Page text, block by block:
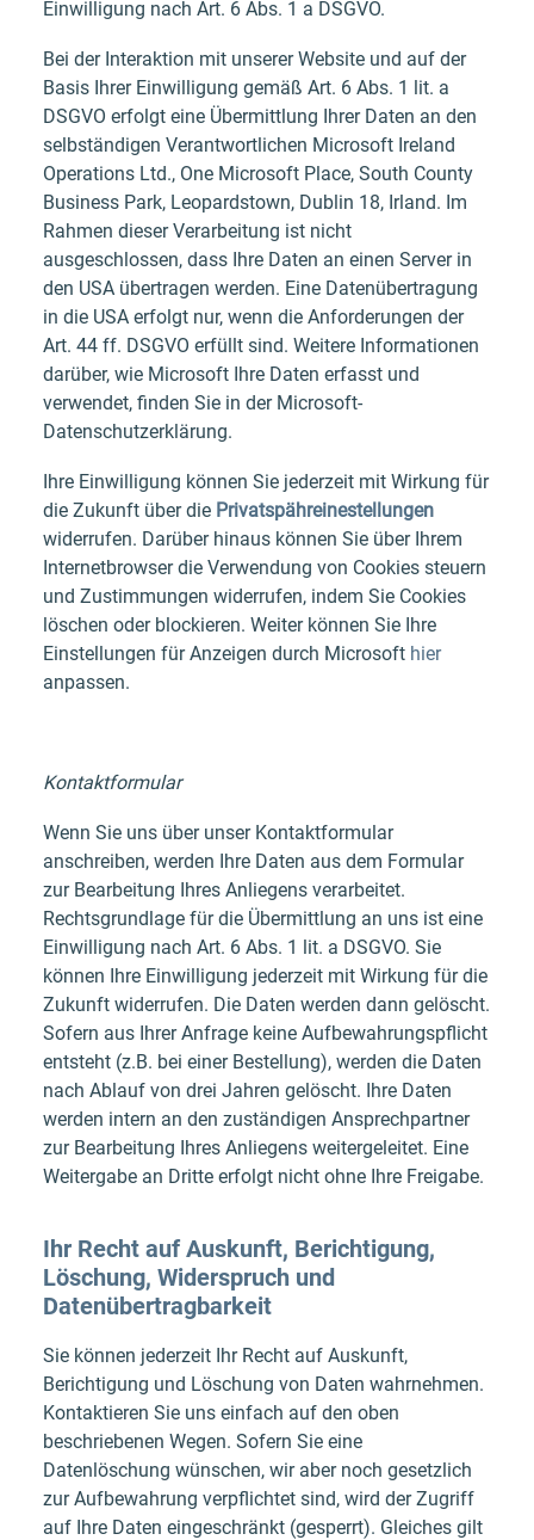
Einwilligung nach Art. 6 Abs. 1 a DSGVO.
Bei der Interaktion mit unserer Website und auf der
Basis Ihrer Einwilligung gemäß Art. 6 Abs. 1 lit. a
DSGVO erfolgt eine Übermittlung Ihrer Daten an den
selbständigen Verantwortlichen Microsoft Ireland
Operations Ltd., One Microsoft Place, South County
Business Park, Leopardstown, Dublin 18, Irland. Im
Rahmen dieser Verarbeitung ist nicht
ausgeschlossen, dass Ihre Daten an einen Server in
den USA übertragen werden. Eine Datenübertragung
in die USA erfolgt nur, wenn die Anforderungen der
Art. 44 ff. DSGVO erfüllt sind. Weitere Informationen
darüber, wie Microsoft Ihre Daten erfasst und
verwendet, finden Sie in der Microsoft-
Datenschutzerklärung.
Ihre Einwilligung können Sie jederzeit mit Wirkung für
die Zukunft über die Privatspähreinestellungen
widerrufen. Darüber hinaus können Sie über Ihrem
Internetbrowser die Verwendung von Cookies steuern
und Zustimmungen widerrufen, indem Sie Cookies
löschen oder blockieren. Weiter können Sie Ihre
Einstellungen für Anzeigen durch Microsoft hier
anpassen.
Kontaktformular
Wenn Sie uns über unser Kontaktformular
anschreiben, werden Ihre Daten aus dem Formular
zur Bearbeitung Ihres Anliegens verarbeitet.
Rechtsgrundlage für die Übermittlung an uns ist eine
Einwilligung nach Art. 6 Abs. 1 lit. a DSGVO. Sie
können Ihre Einwilligung jederzeit mit Wirkung für die
Zukunft widerrufen. Die Daten werden dann gelöscht.
Sofern aus Ihrer Anfrage keine Aufbewahrungspflicht
entsteht (z.B. bei einer Bestellung), werden die Daten
nach Ablauf von drei Jahren gelöscht. Ihre Daten
werden intern an den zuständigen Ansprechpartner
zur Bearbeitung Ihres Anliegens weitergeleitet. Eine
Weitergabe an Dritte erfolgt nicht ohne Ihre Freigabe.
Ihr Recht auf Auskunft, Berichtigung,
Löschung, Widerspruch und
Datenübertragbarkeit
Sie können jederzeit Ihr Recht auf Auskunft,
Berichtigung und Löschung von Daten wahrnehmen.
Kontaktieren Sie uns einfach auf den oben
beschriebenen Wegen. Sofern Sie eine
Datenlöschung wünschen, wir aber noch gesetzlich
zur Aufbewahrung verpflichtet sind, wird der Zugriff
auf Ihre Daten eingeschränkt (gesperrt). Gleiches gilt